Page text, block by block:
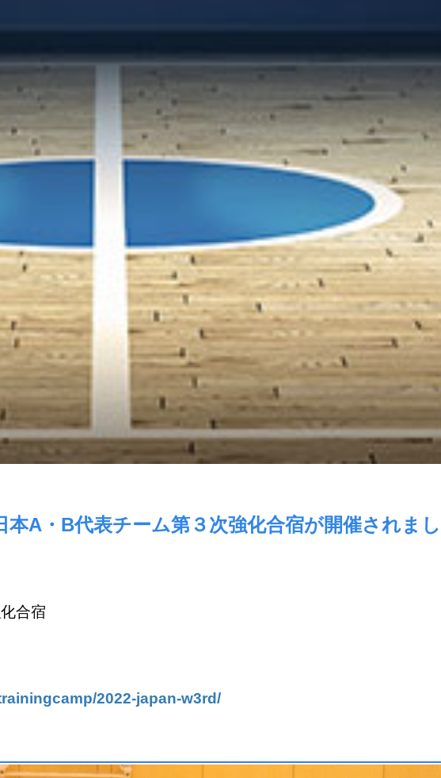
本A・B代表チーム第３次強化合宿が開催されま
合宿
2022-japan-w3rd/